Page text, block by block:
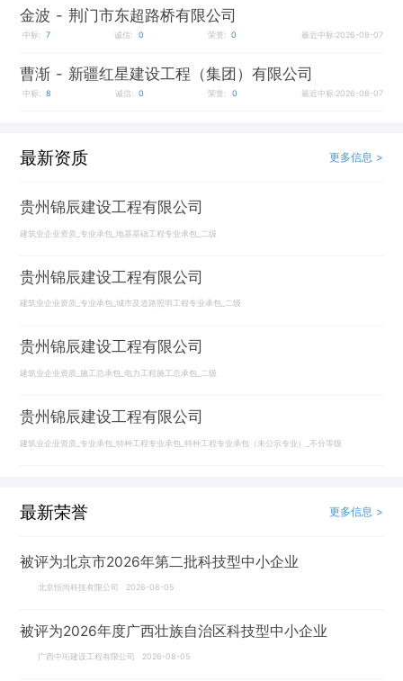
金波 - 荆门市东超路桥有限公司
中标: 7 诚信: 0 荣誉: 0 最近中标:2026-08-07
曹渐 - 新疆红星建设工程（集团）有限公司
中标: 8 诚信: 0 荣誉: 0 最近中标:2026-08-07
最新资质 更多信息 >
贵州锦辰建设工程有限公司
建筑业企业资质_专业承包_地基基础工程专业承包_二级
贵州锦辰建设工程有限公司
建筑业企业资质_专业承包_城市及道路照明工程专业承包_二级
贵州锦辰建设工程有限公司
建筑业企业资质_施工总承包_电力工程施工总承包_二级
贵州锦辰建设工程有限公司
建筑业企业资质_专业承包_特种工程专业承包_特种工程专业承包（未公示专业）_不分等级
最新荣誉 更多信息 >
被评为北京市2026年第二批科技型中小企业
北京恒尚科技有限公司 2026-08-05
被评为2026年度广西壮族自治区科技型中小企业
广西中珩建设工程有限公司 2026-08-05